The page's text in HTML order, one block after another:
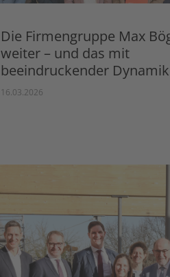
Die Firmengruppe Max
weiter – und das mit
beeindruckender
16.03.2026